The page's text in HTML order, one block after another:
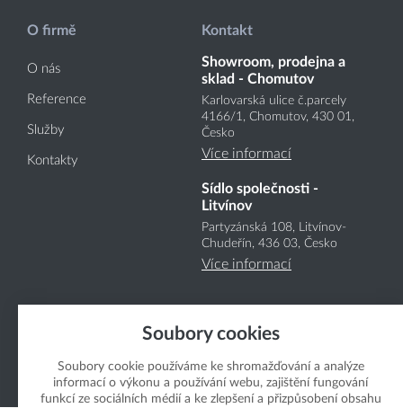
O firmě
O nás
Reference
Služby
Kontakty
Kontakt
Showroom, prodejna a
sklad - Chomutov
Karlovarská ulice č.parcely
4166/1, Chomutov, 430 01,
Česko
Více informací
Sídlo společnosti -
Litvínov
Partyzánská 108, Litvínov-
Chudeřín, 436 03, Česko
Více informací
Copyright Boukal.CZ 2026
Soubory cookies
Soubory cookie používáme ke shromažďování a analýze
informací o výkonu a používání webu, zajištění fungování
funkcí ze sociálních médií a ke zlepšení a přizpůsobení obsahu